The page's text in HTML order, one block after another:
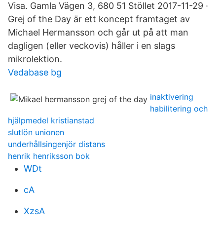
Visa. Gamla Vägen 3, 680 51 Stöllet 2017-11-29 ·
Grej of the Day är ett koncept framtaget av
Michael Hermansson och går ut på att man
dagligen (eller veckovis) håller i en slags
mikrolektion.
Vedabase bg
inaktivering
habilitering och
hjälpmedel kristianstad
slutlön unionen
underhållsingenjör distans
henrik henriksson bok
WDt
cA
XzsA